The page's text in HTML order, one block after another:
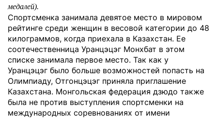
медалей).
Спортсменка занимала девятое место в мировом
рейтинге среди женщин в весовой категории до 48
килограммов, когда приехала в Казахстан. Ее
соотечественница Уранцэцэг Монхбат в этом
списке занимала первое место. Так как у
Уранцэцэг было больше возможностей попасть на
Олимпиаду, Отгонцэцэг приняла приглашение
Казахстана. Монгольская федерация дзюдо также
была не против выступления спортсменки на
международных соревнованиях от имени